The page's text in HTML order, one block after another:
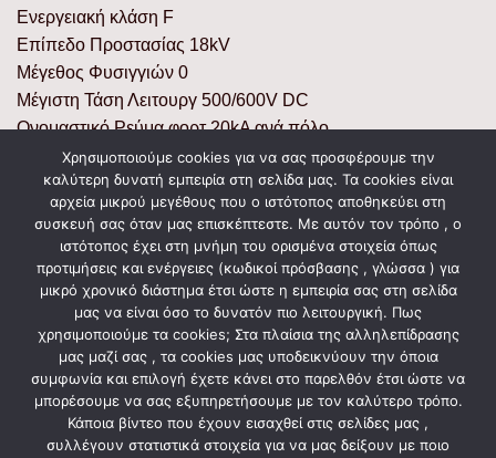
Eνεργειακή κλάση F
Επίπεδο Προστασίας 18kV
Μέγεθος Φυσιγγιών 0
Μέγιστη Τάση Λειτουργ 500/600V DC
Ονομαστικό Ρεύμα φορτ 20kA ανά πόλο
Μέγιστη δύναμη σύσφιξ 4.5Nm
Τάση 240/415V
Συσκευασία 12τμχ.
Ρεύμα 63 A
Μεγ.ρεύμα εκφόρτισης 40kA ανά πόλο
Χρώμα Λευκό
ΣΧΕΤΙΚΆ ΠΡΟΪΌΝΤΑ
Χρησιμοποιούμε cookies για να σας προσφέρουμε την
καλύτερη δυνατή εμπειρία στη σελίδα μας. Τα cookies είναι
αρχεία μικρού μεγέθους που ο ιστότοπος αποθηκεύει στη
συσκευή σας όταν μας επισκέπτεστε. Με αυτόν τον τρόπο , ο
ιστότοπος έχει στη μνήμη του ορισμένα στοιχεία όπως
προτιμήσεις και ενέργειες (κωδικοί πρόσβασης , γλώσσα ) για
μικρό χρονικό διάστημα έτσι ώστε η εμπειρία σας στη σελίδα
μας να είναι όσο το δυνατόν πιο λειτουργική. Πως
χρησιμοποιούμε τα cookies; Στα πλαίσια της αλληλεπίδρασης
μας μαζί σας , τα cookies μας υποδεικνύουν την όποια
συμφωνία και επιλογή έχετε κάνει στο παρελθόν έτσι ώστε να
μπορέσουμε να σας εξυπηρετήσουμε με τον καλύτερο τρόπο.
Κάποια βίντεο που έχουν εισαχθεί στις σελίδες μας ,
συλλέγουν στατιστικά στοιχεία για να μας δείξουν με ποιο